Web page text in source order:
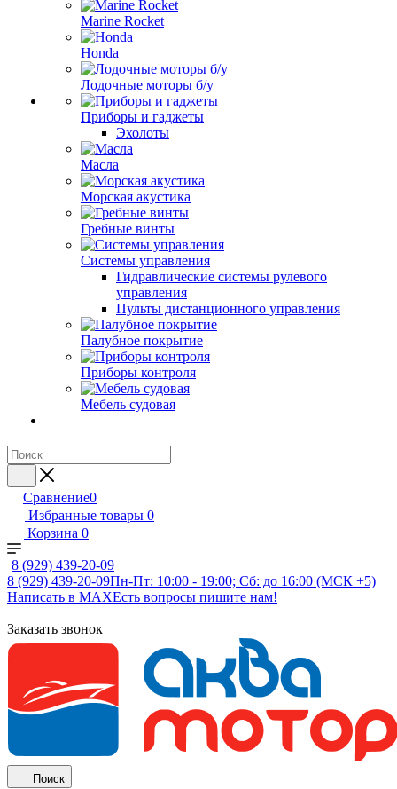
Marine Rocket
Honda
Лодочные моторы б/у
Приборы и гаджеты
Эхолоты
Масла
Морская акустика
Гребные винты
Системы управления
Гидравлические системы рулевого
управления
Пульты дистанционного управления
Палубное покрытие
Приборы контроля
Мебель судовая
Сравнение0
Избранные товары 0
Корзина 0
8 (929) 439-20-09
8 (929) 439-20-09Пн-Пт: 10:00 - 19:00; Сб: до 16:00 (МСК +5)
Написать в MAXЕсть вопросы пишите нам!
Заказать звонок
Поиск